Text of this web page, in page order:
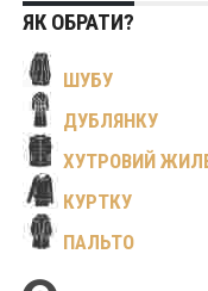
ЯК ОБРАТИ?
ШУБУ
ДУБЛЯНКУ
ХУТРОВИЙ
КУРТКУ
ПАЛЬТО